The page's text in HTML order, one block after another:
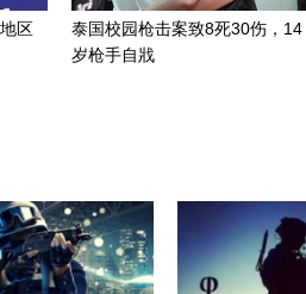
区
泰国校园枪击案致8死30伤，14
岁枪手自戕